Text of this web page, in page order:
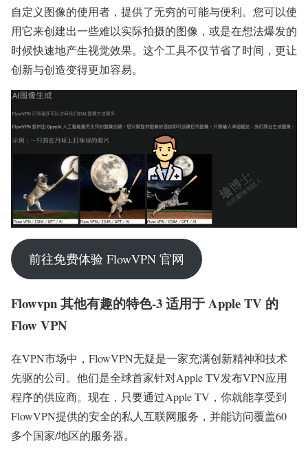
自定义图像的使用者，提供了无穷的可能与便利。您可以使
用它来创建出一些难以实际拍摄的图像，或是在想法爆发的
时候快速地产生视觉效果。这个工具不仅节省了时间，更让
创新与创造变得更加容易。
前往免费体验 FlowVPN 官网
Flowvpn 其他有趣的特色-3 适用于 Apple TV 的
Flow VPN
在VPN市场中，FlowVPN无疑是一家充满创新精神和技术
先驱的公司。他们是全球首家针对Apple TV发布VPN应用
程序的供应商。现在，只要通过Apple TV，你就能享受到
FlowVPN提供的安全的私人互联网服务，并能访问覆盖60
多个国家/地区的服务器。